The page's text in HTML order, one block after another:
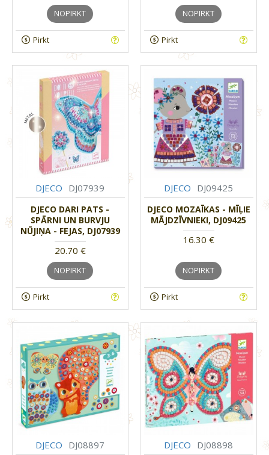
NOPIRKT
Pirkt
NOPIRKT
Pirkt
DJECO DJ07939
DJECO DARI PATS -
SPĀRNI UN BURVJU
NŪJIŅA - FEJAS, DJ07939
20.70 €
NOPIRKT
Pirkt
DJECO DJ09425
DJECO MOZAĪKAS - MĪĻIE
MĀJDZĪVNIEKI, DJ09425
16.30 €
NOPIRKT
Pirkt
DJECO DJ08897 DJECO DJ08898